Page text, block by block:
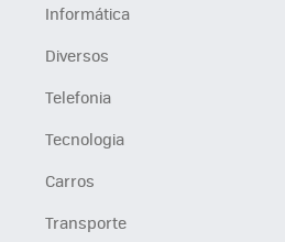
Informática
Diversos
Telefonia
Tecnologia
Carros
Transporte